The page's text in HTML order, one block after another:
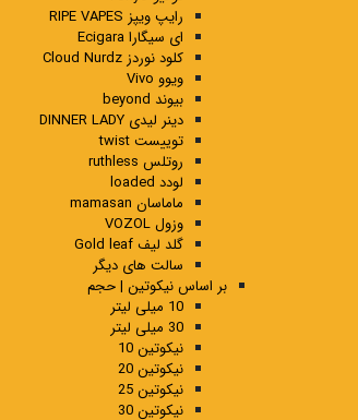
رایپ ویپز RIPE VAPES
ای سیگارا Ecigara
کلود نوردز Cloud Nurdz
ویوو Vivo
بیوند beyond
دینر لیدی DINNER LADY
توییست twist
روتلس ruthless
لودد loaded
ماماسان mamasan
وزول VOZOL
گلد لیف Gold leaf
سالت های دیگر
بر اساس نیکوتین | حجم
10 میلی لیتر
30 میلی لیتر
نیکوتین 10
نیکوتین 20
نیکوتین 25
نیکوتین 30